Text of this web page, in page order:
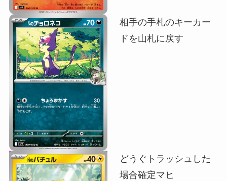
相手の手札のキーカー
ドを山札に戻す
どうぐトラッシュした
場合確定マヒ